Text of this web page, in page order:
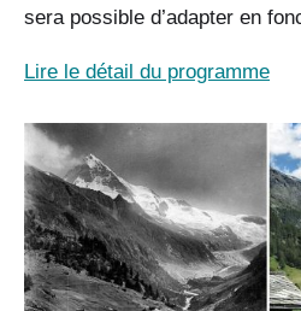
sera possible d’adapter en
Lire le détail du programme